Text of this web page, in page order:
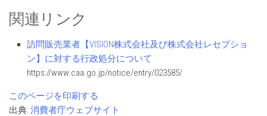
関連リンク
訪問販売業者【VISION株式会社及び株式会社レセプショ
ン】に対する行政処分について
https://www.caa.go.jp/notice/entry/023585/
このページを印刷する
出典: 消費者庁ウェブサイト